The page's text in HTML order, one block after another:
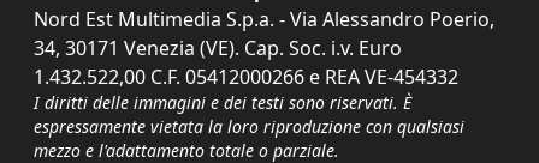
Nord Est Multimedia S.p.a. - Via Alessandro Poerio,
34, 30171 Venezia (VE). Cap. Soc. i.v. Euro
1.432.522,00 C.F. 05412000266 e REA VE-454332
I diritti delle immagini e dei testi sono riservati. È
espressamente vietata la loro riproduzione con qualsiasi
mezzo e l'adattamento totale o parziale.